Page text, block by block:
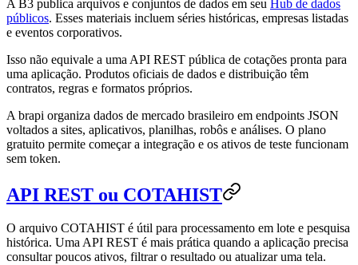
A B3 publica arquivos e conjuntos de dados em seu Hub de dados
públicos. Esses materiais incluem séries históricas, empresas listadas
e eventos corporativos.
Isso não equivale a uma API REST pública de cotações pronta para
uma aplicação. Produtos oficiais de dados e distribuição têm
contratos, regras e formatos próprios.
A brapi organiza dados de mercado brasileiro em endpoints JSON
voltados a sites, aplicativos, planilhas, robôs e análises. O plano
gratuito permite começar a integração e os ativos de teste funcionam
sem token.
API REST ou COTAHIST
O arquivo COTAHIST é útil para processamento em lote e pesquisa
histórica. Uma API REST é mais prática quando a aplicação precisa
consultar poucos ativos, filtrar o resultado ou atualizar uma tela.